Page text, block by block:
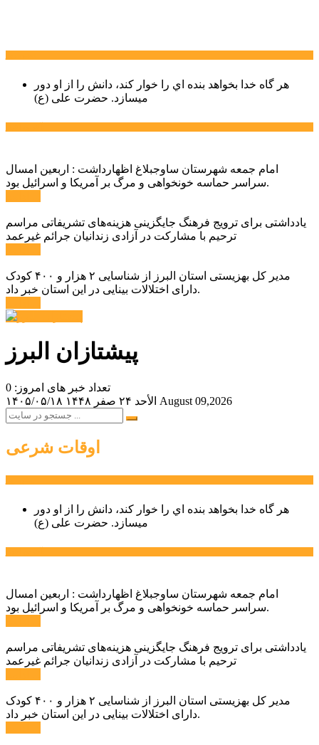
هر گاه خدا بخواهد بنده اي را خوار كند، دانش را از او دور
میسازد. حضرت علی (ع)
امام جمعه شهرستان ساوجبلاغ اظهارداشت : اربعین امسال
سراسر حماسه خونخواهی و مرگ بر آمریکا و اسرائیل بود.
یادداشتی برای ترویج فرهنگ جایگزینی هزینه‌های تشریفاتی مراسم
ترحیم با مشارکت در آزادی زندانیان جرائم غیرعمد
مدیر کل بهزیستی استان البرز از شناسایی ۲ هزار و ۴۰۰ کودک
دارای اختلالات بینایی در این استان خبر داد.
پیشتازان البرز
تعداد خبر های امروز: 0
۱۴۰۵/۰۵/۱۸
الأحد ۲۴ صفر ۱۴۴۸ August 09,2026
اوقات شرعی
هر گاه خدا بخواهد بنده اي را خوار كند، دانش را از او دور
میسازد. حضرت علی (ع)
امام جمعه شهرستان ساوجبلاغ اظهارداشت : اربعین امسال
سراسر حماسه خونخواهی و مرگ بر آمریکا و اسرائیل بود.
یادداشتی برای ترویج فرهنگ جایگزینی هزینه‌های تشریفاتی مراسم
ترحیم با مشارکت در آزادی زندانیان جرائم غیرعمد
مدیر کل بهزیستی استان البرز از شناسایی ۲ هزار و ۴۰۰ کودک
دارای اختلالات بینایی در این استان خبر داد.